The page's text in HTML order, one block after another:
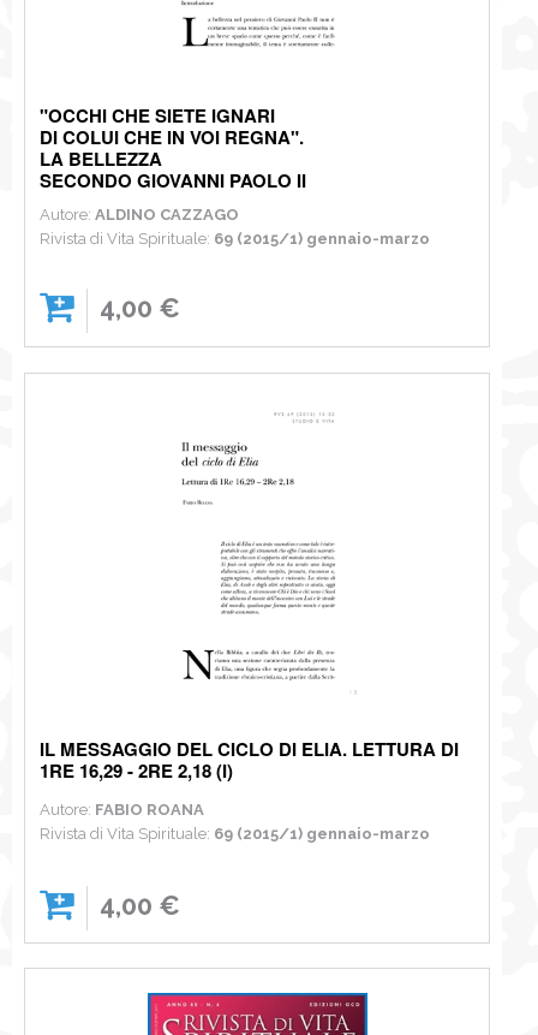
"OCCHI CHE SIETE IGNARI
DI COLUI CHE IN VOI REGNA".
LA BELLEZZA
SECONDO GIOVANNI PAOLO II
Autore: ALDINO CAZZAGO
Rivista di Vita Spirituale: 69 (2015/1) gennaio-marzo
4,00 €
IL MESSAGGIO DEL CICLO DI ELIA. LETTURA DI
1RE 16,29 - 2RE 2,18 (I)
Autore: FABIO ROANA
Rivista di Vita Spirituale: 69 (2015/1) gennaio-marzo
4,00 €